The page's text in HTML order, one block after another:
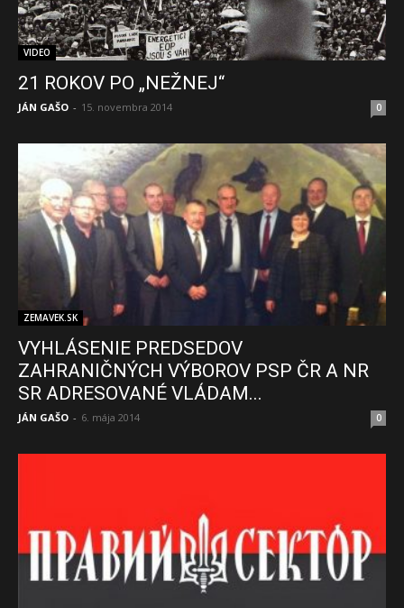
VIDEO
21 ROKOV PO „NEŽNEJ“
JÁN GAŠO - 15. novembra 2014 0
ZEMAVEK.SK
VYHLÁSENIE PREDSEDOV
ZAHRANIČNÝCH VÝBOROV PSP ČR A NR
SR ADRESOVANÉ VLÁDAM...
JÁN GAŠO - 6. mája 2014 0